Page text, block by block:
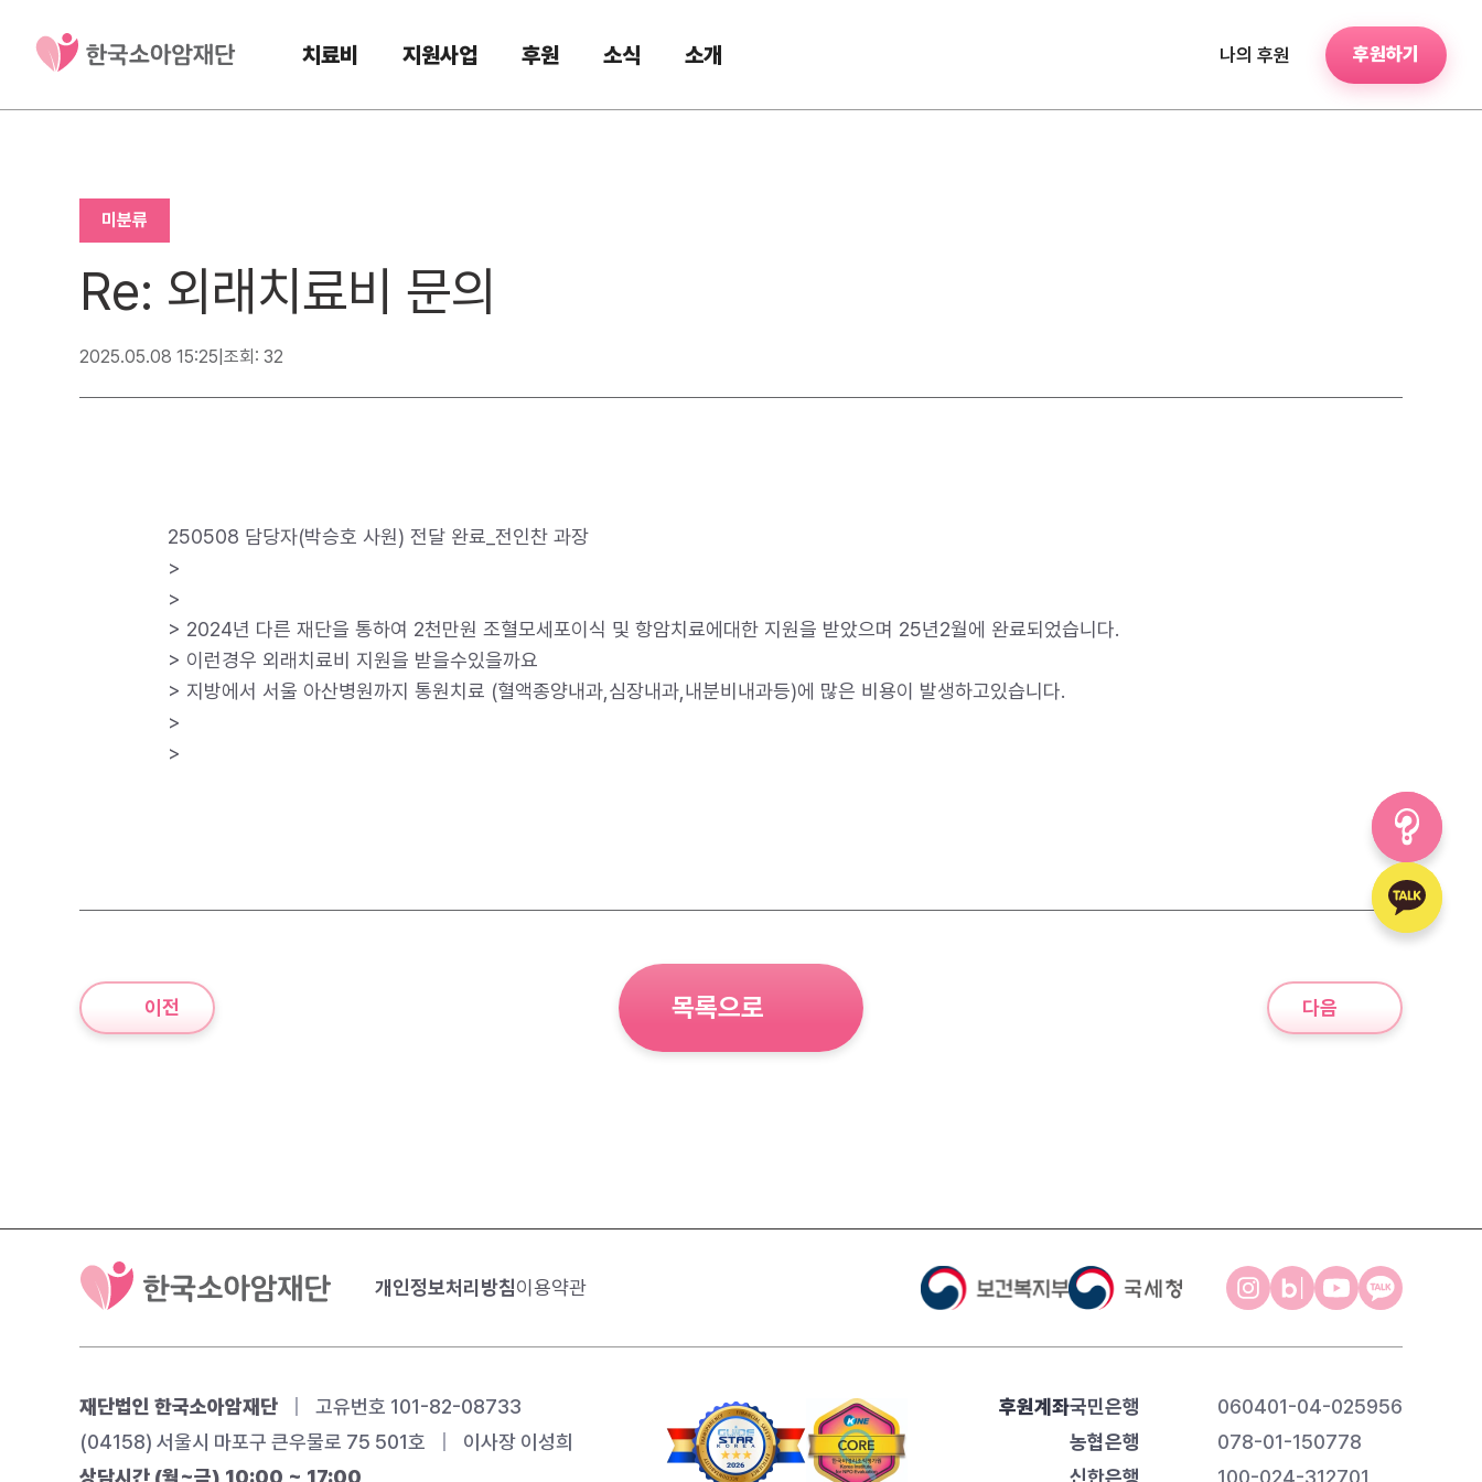
치료비 지원사업 후원 소식 소개 나의 후원 후원하기
미분류
Re: 외래치료비 문의
2025.05.08 15:25 조회: 32
250508 담당자(박승호 사원) 전달 완료_전인찬 과장
>
>
> 2024년 다른 재단을 통하여 2천만원 조혈모세포이식 및 항암치료에대한 지원을 받았으며 25년2월에 완료되었습니다.
> 이런경우 외래치료비 지원을 받을수있을까요
> 지방에서 서울 아산병원까지 통원치료 (혈액종양내과,심장내과,내분비내과등)에 많은 비용이 발생하고있습니다.
>
>
이전 목록으로 다음
개인정보처리방침이용약관
재단법인 한국소아암재단
고유번호 101-82-08733
(04158) 서울시 마포구 큰우물로 75 501호
이사장 이성희
상담시간 (월~금) 10:00 ~ 17:00
후원계좌국민은행
060401-04-025956
농협은행
078-01-150778
신한은행
100-024-312701